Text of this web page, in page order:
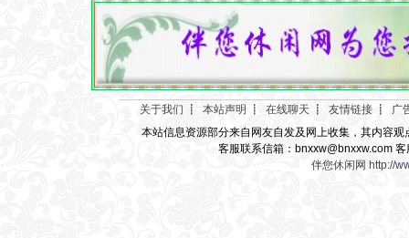
关于我们 ┋ 本站声明 ┋ 在线聊天 ┋ 友情链接 ┋
广
本站信息资源部分来自网友自发及网上收集，其内容
客服联系信箱：bnxxw@bnxxw.com
伴您休闲网 http://